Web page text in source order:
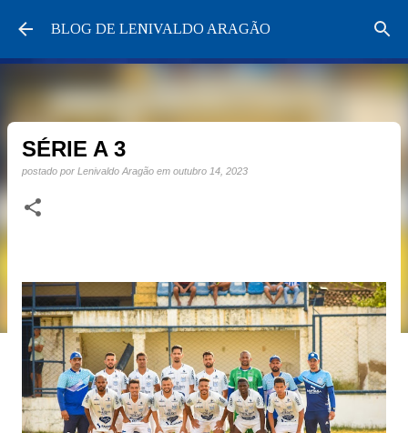
Pular para o conteúdo principal
BLOG DE LENIVALDO ARAGÃO
SÉRIE A 3
postado por Lenivaldo Aragão em outubro 14, 2023